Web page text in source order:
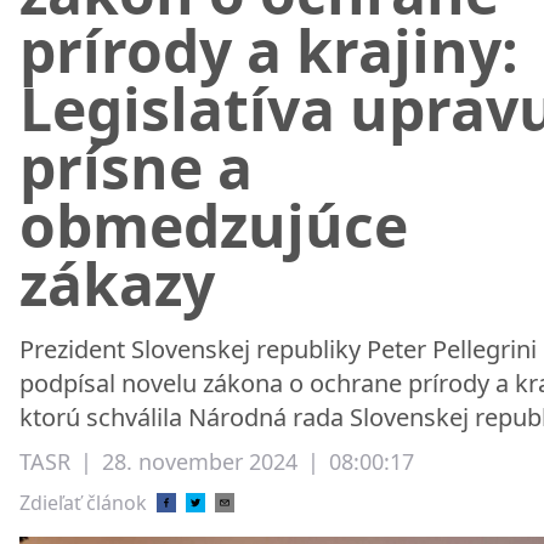
prírody a krajiny:
Legislatíva
prísne a
obmedzujúce
zákazy
Prezident Slovenskej republiky Peter Pellegrini
podpísal novelu zákona o ochrane prírody a
ktorú schválila Národná rada Slovenskej
TASR | 28. november 2024 | 08:00:17
Zdieľať článok